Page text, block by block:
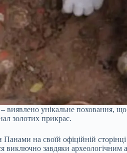
виявлено унікальне поховання,
золотих прикрас.
на своїй офіційній
виключно завдяки археологічним